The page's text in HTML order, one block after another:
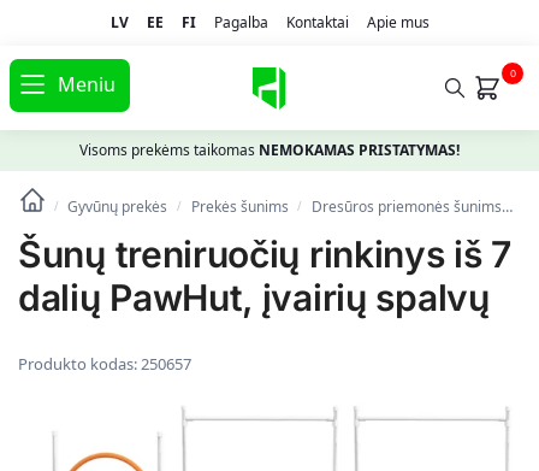
LV EE FI Pagalba Kontaktai Apie mus
Meniu 0
Visoms prekėms taikomas NEMOKAMAS PRISTATYMAS!
/ Gyvūnų prekės / Prekės šunims / Dresūros priemonės šunims
Šunų treniruočių rinkinys iš 7
dalių PawHut, įvairių spalvų
Produkto kodas:250657